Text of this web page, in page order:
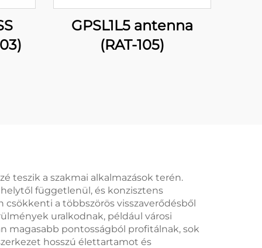
GPSL1L5 antenna
(RAT-105)
teszik a szakmai alkalmazások terén.
függetlenül, és konzisztens
a többszörös visszaverődésből
uralkodnak, például városi
magasabb pontosságból profitálnak, sok
hosszú élettartamot és